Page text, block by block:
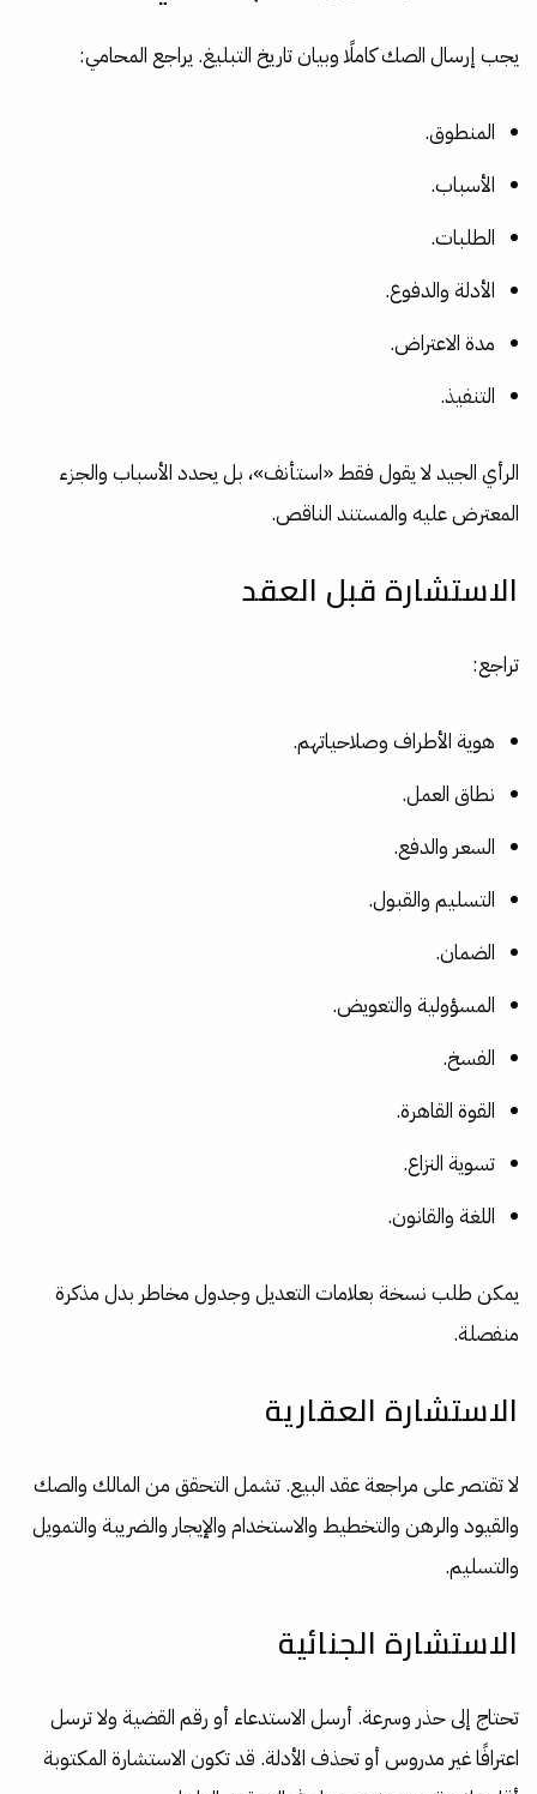
يجب إرسال الصك كاملًا وبيان تاريخ التبليغ. يراجع المحامي:
المنطوق.
الأسباب.
الطلبات.
الأدلة والدفوع.
مدة الاعتراض.
التنفيذ.
الرأي الجيد لا يقول فقط «استأنف»، بل يحدد الأسباب والجزء
المعترض عليه والمستند الناقص.
الاستشارة قبل العقد
تراجع:
هوية الأطراف وصلاحياتهم.
نطاق العمل.
السعر والدفع.
التسليم والقبول.
الضمان.
المسؤولية والتعويض.
الفسخ.
القوة القاهرة.
تسوية النزاع.
اللغة والقانون.
يمكن طلب نسخة بعلامات التعديل وجدول مخاطر بدل مذكرة
منفصلة.
الاستشارة العقارية
لا تقتصر على مراجعة عقد البيع. تشمل التحقق من المالك والصك
والقيود والرهن والتخطيط والاستخدام والإيجار والضريبة والتمويل
والتسليم.
الاستشارة الجنائية
تحتاج إلى حذر وسرعة. أرسل الاستدعاء أو رقم القضية ولا ترسل
اعترافًا غير مدروس أو تحذف الأدلة. قد تكون الاستشارة المكتوبة